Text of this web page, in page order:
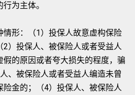
为主体。
情形：（1）投保人故意虚构保险
）投保人、被保险人或者受益人
的原因或者夸大损失的程度，骗
、被保险人或者受益人编造未曾
金的；（4）投保人、被保险人